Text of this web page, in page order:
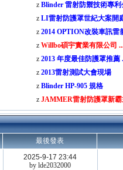
z Blinder 雷射防禦技術專利
z LI雷射防護罩世紀大案開
z 2014 OPTION改裝車訊雷
z Willbo碩宇實業有限公司
z 2013 年度最佳防護罩推薦
z 2013雷射測試大會現場
z Blinder HP-905 規格
z JAMMER雷射防護罩新霸
最後發表
2025-9-17 23:44
by lde2032000